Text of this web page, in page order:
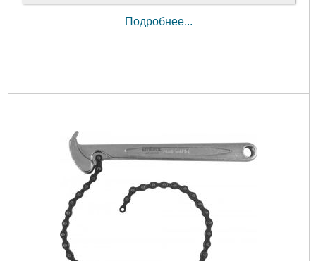
Подробнее...